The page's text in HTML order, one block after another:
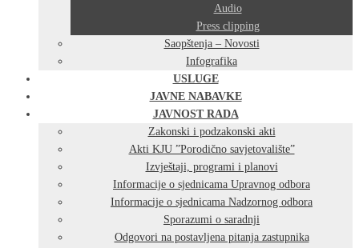
Audio
Press clipping
Saopštenja – Novosti
Infografika
USLUGE
JAVNE NABAVKE
JAVNOST RADA
Zakonski i podzakonski akti
Akti KJU ”Porodično savjetovalište”
Izvještaji, programi i planovi
Informacije o sjednicama Upravnog odbora
Informacije o sjednicama Nadzornog odbora
Sporazumi o saradnji
Odgovori na postavljena pitanja zastupnika